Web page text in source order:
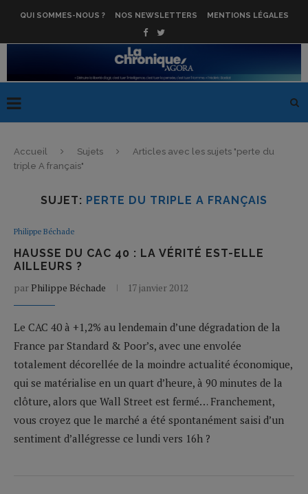
QUI SOMMES-NOUS ? NOS NEWSLETTERS MENTIONS LÉGALES
Accueil Sujets
Articles avec les sujets "perte du
triple A français"
SUJET: PERTE DU TRIPLE A FRANÇAIS
Philippe Béchade
HAUSSE DU CAC 40 : LA VÉRITÉ EST-ELLE
AILLEURS ?
par Philippe Béchade 17 janvier 2012
Le CAC 40 à +1,2% au lendemain d’une dégradation de la
France par Standard & Poor’s, avec une envolée
totalement décorellée de la moindre actualité économique,
qui se matérialise en un quart d’heure, à 90 minutes de la
clôture, alors que Wall Street est fermé… Franchement,
vous croyez que le marché a été spontanément saisi d’un
sentiment d’allégresse ce lundi vers 16h ?